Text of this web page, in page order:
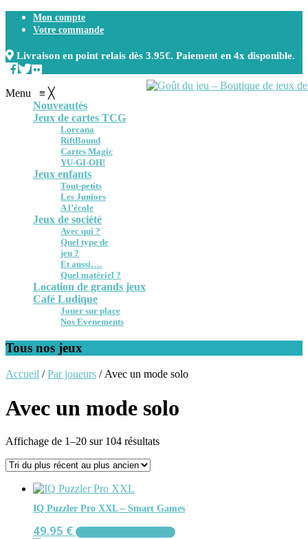
Mon compte
Votre commande
Livraison en point relais dès 3.95€. Paiement en 4x disponible.
Menu ≡ ╳
Nouveautés
Jeux de cartes TCG
Lorcana
RiftBound
Cartes Magic
YU-GI-OH!
Jeux enfants
Tout-petits
Les Juniors
A l’école
Jeux de société
Avec qui ?
Quel type de
jeu ?
Et aussi….
Quel matériel ?
Location de grands jeux
Café Ludique
Jouer sur place
Nos Evenements
Tous nos jeux
Accueil /Par joueurs / Avec un mode solo
Avec un mode solo
Affichage de 1–20 sur 104 résultatsTrié
plus
ancien
IQ Puzzler Pro XXL – Smart Games
49.95 €